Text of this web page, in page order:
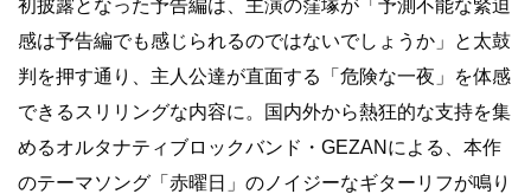
初披露となった予告編は、主演の窪塚が「予測不能な緊迫
感は予告編でも感じられるのではないでしょうか」と太鼓
判を押す通り、主人公達が直面する「危険な一夜」を体感
できるスリリングな内容に。国内外から熱狂的な支持を集
めるオルタナティブロックバンド・GEZANによる、本作
のテーマソング「赤曜日」のノイジーなギターリフが鳴り